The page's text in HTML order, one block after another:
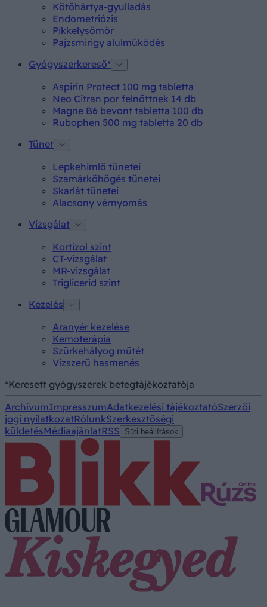
Kötőhártya-gyulladás
Endometriózis
Pikkelysömör
Pajzsmirigy alulműködés
Gyógyszerkereső*
Aspirin Protect 100 mg tabletta
Neo Citran por felnőttnek 14 db
Magne B6 bevont tabletta 100 db
Rubophen 500 mg tabletta 20 db
Tünet
Lepkehimlő tünetei
Szamárköhögés tünetei
Skarlát tünetei
Alacsony vérnyomás
Vizsgálat
Kortizol szint
CT-vizsgálat
MR-vizsgálat
Triglicerid szint
Kezelés
Aranyér kezelése
Kemoterápia
Szürkehályog műtét
Vízszerű hasmenés
*Keresett gyógyszerek betegtájékoztatója
ArchívumImpresszumAdatkezelési tájékoztatóSzerzői
jogi nyilatkozatRólunkSzerkesztőségi
küldetésMédiaajánlatRSS Süti beállítások